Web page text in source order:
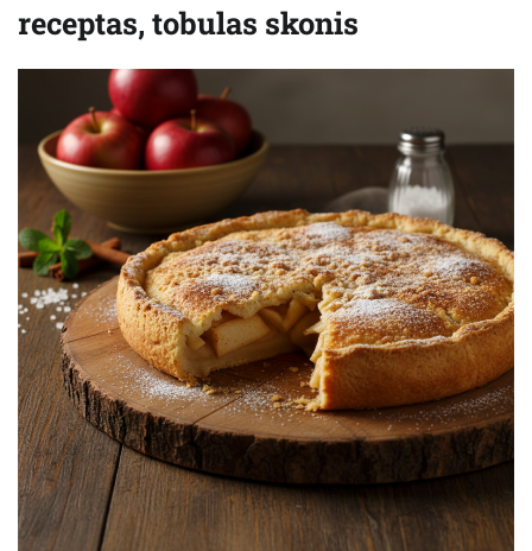
receptas, tobulas skonis